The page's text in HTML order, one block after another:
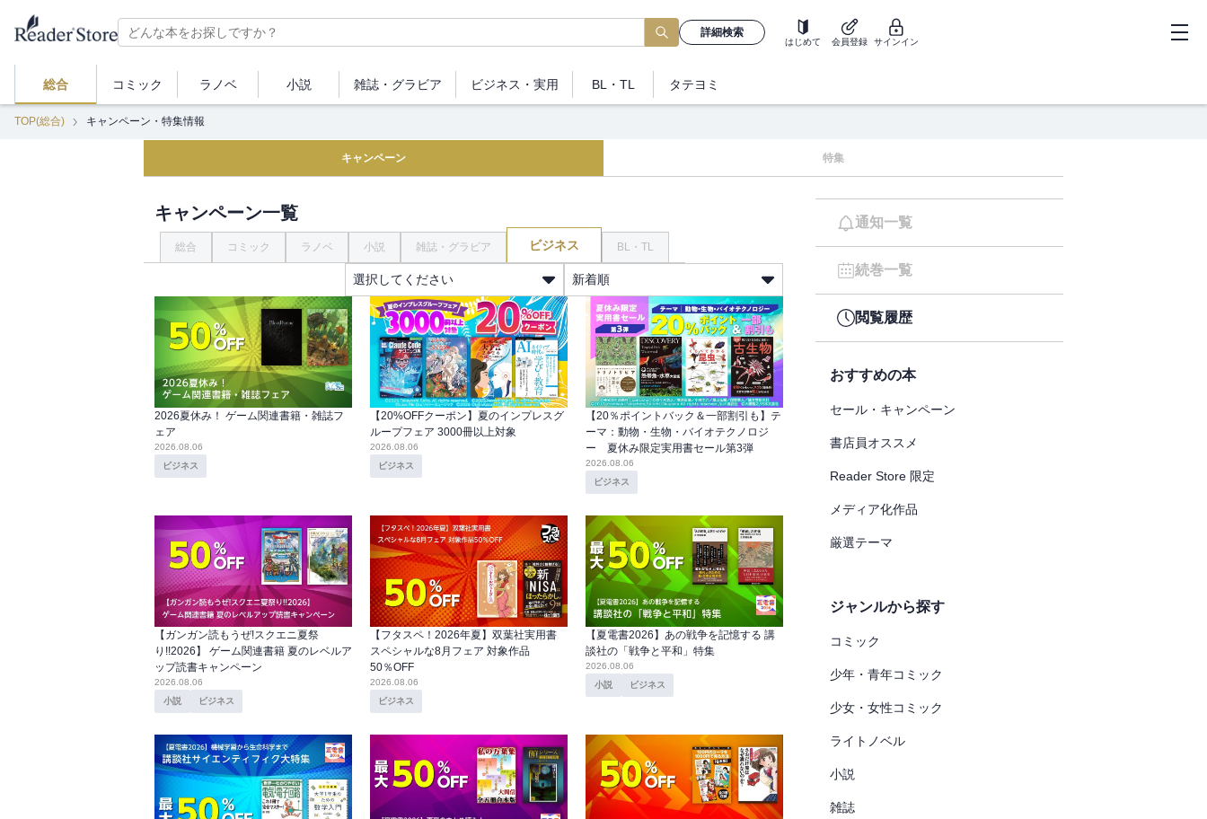
詳細検索
はじめて 会員登録 サインイン
総合 コミック ラノベ 小説 雑誌・ グラビア ビジネス ・実用 BL・TL タテヨミ
TOP(総合) キャンペーン・特集情報
キャンペーン 特集
キャンペーン一覧
総合 コミック ラノベ 小説 雑誌・グラビア ビジネス BL・TL
選択してください 新着順
2026夏休み！ ゲーム関連書籍・雑誌フ
ェア
2026.08.06
ビジネス
【20%OFFクーポン】夏のインプレスグ
ループフェア 3000冊以上対象
2026.08.06
ビジネス
【20％ポイントバック＆一部割引も】テ
ーマ：動物・生物・バイオテクノロジ
ー 夏休み限定実用書セール第3弾
2026.08.06
ビジネス
【ガンガン読もうぜ!スクエニ夏祭
り!!2026】 ゲーム関連書籍 夏のレベルア
ップ読書キャンペーン
2026.08.06
小説
ビジネス
【フタスペ！2026年夏】双葉社実用書
スペシャルな8月フェア 対象作品
50％OFF
2026.08.06
ビジネス
【夏電書2026】あの戦争を記憶する 講
談社の「戦争と平和」特集
2026.08.06
小説
ビジネス
通知一覧
続巻一覧
閲覧履歴
おすすめの本
セール・キャンペーン
書店員オススメ
Reader Store 限定
メディア化作品
厳選テーマ
ジャンルから探す
コミック
少年・青年コミック
少女・女性コミック
ライトノベル
小説
雑誌